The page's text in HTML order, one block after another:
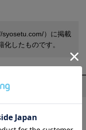
）に掲載
したものです。
ラスボスの向こう側』